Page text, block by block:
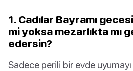
1. Cadılar Bayramı
mi yoksa mezarlıkta mı
edersin?
Sadece perili bir evde